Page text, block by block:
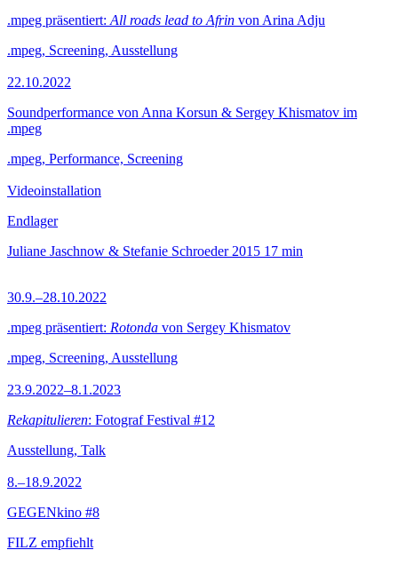
.mpeg präsentiert: All roads lead to Afrin von Arina Adju
.mpeg, Screening, Ausstellung
22.10.2022
Soundperformance von Anna Korsun & Sergey Khismatov im
.mpeg
.mpeg, Performance, Screening
Videoinstallation
Endlager
Juliane Jaschnow & Stefanie Schroeder 2015 17 min
30.9.–28.10.2022
.mpeg präsentiert: Rotonda von Sergey Khismatov
.mpeg, Screening, Ausstellung
23.9.2022–8.1.2023
Rekapitulieren: Fotograf Festival #12
Ausstellung, Talk
8.–18.9.2022
GEGENkino #8
FILZ empfiehlt